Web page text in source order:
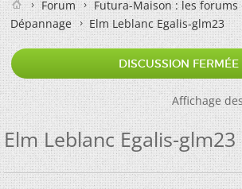
Forum
Futura-Maison : les forums
Dépannage
Elm Leblanc Egalis-glm23
DISCUSSION FERMÉE
Affichage
Elm Leblanc Egalis-glm23